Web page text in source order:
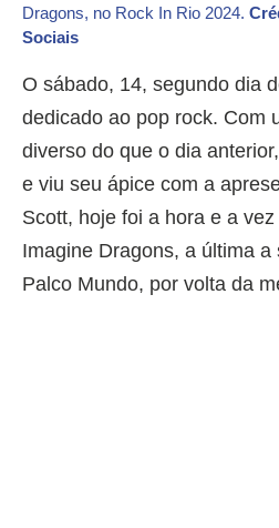
Dragons, no Rock In Rio 2024.
Sociais
O sábado, 14, segundo dia
dedicado ao pop rock. Com
diverso do que o dia
e viu seu ápice com a
Scott, hoje foi a hora e a
Imagine Dragons, a última a
Palco Mundo, por volta da